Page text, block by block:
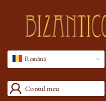
Română
Contul meu